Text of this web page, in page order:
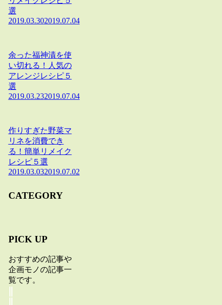
選
2019.03.302019.07.04
余った福神漬を使
い切れる！人気の
アレンジレシピ５
選
2019.03.232019.07.04
作りすぎた野菜マ
リネを消費でき
る！簡単リメイク
レシピ５選
2019.03.032019.07.02
CATEGORY
PICK UP
おすすめの記事や
企画モノの記事一
覧です。